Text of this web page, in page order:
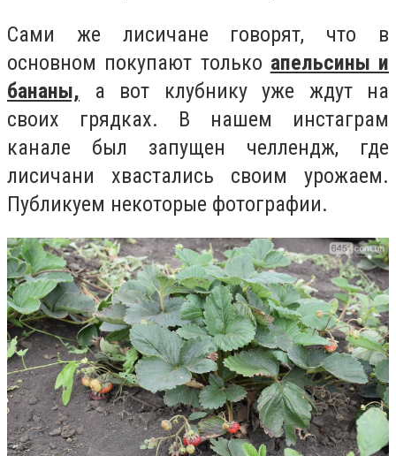
Сами же лисичане говорят, что в
основном покупают только апельсины и
бананы, а вот клубнику уже ждут на
своих грядках. В нашем инстаграм
канале был запущен челлендж, где
лисичани хвастались своим урожаем.
Публикуем некоторые фотографии.